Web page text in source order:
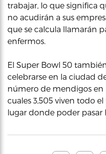
trabajar, lo que significa
no acudirán a sus
que se calcula llamarán
enfermos.
El Super Bowl 50
celebrarse en la ciudad
número de mendigos en
cuales 3,505 viven todo
lugar donde poder pasar